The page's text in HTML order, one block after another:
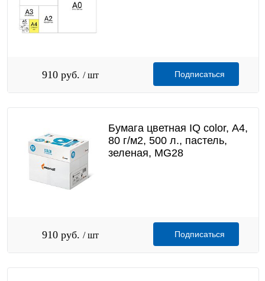
910 руб. / шт Подписаться
Бумага цветная IQ color, А4,
80 г/м2, 500 л., пастель,
зеленая, MG28
910 руб. / шт Подписаться